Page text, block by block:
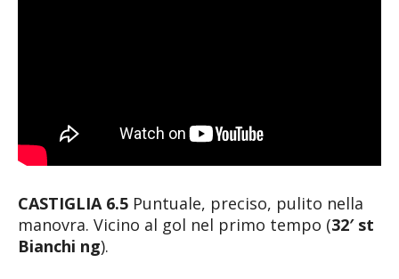
CASTIGLIA 6.5 Puntuale, preciso, pulito nella
manovra. Vicino al gol nel primo tempo (32′ st
Bianchi ng).